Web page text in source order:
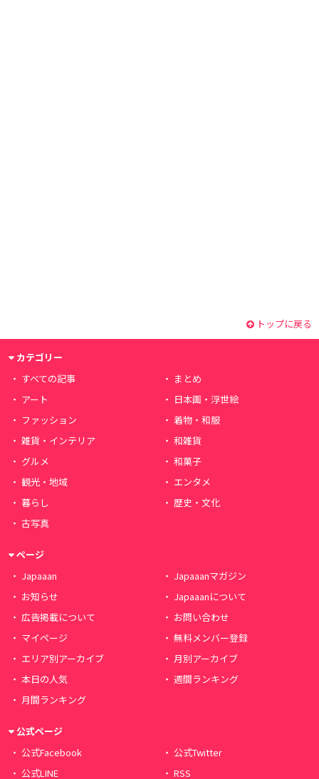
トップに戻る
カテゴリー
すべての記事
まとめ
アート
日本画・浮世絵
ファッション
着物・和服
雑貨・インテリア
和雑貨
グルメ
和菓子
観光・地域
エンタメ
暮らし
歴史・文化
古写真
ページ
Japaaan
Japaaanマガジン
お知らせ
Japaaanについて
広告掲載について
お問い合わせ
マイページ
無料メンバー登録
エリア別アーカイブ
月別アーカイブ
本日の人気
週間ランキング
月間ランキング
公式ページ
公式Facebook
公式Twitter
公式LINE
RSS